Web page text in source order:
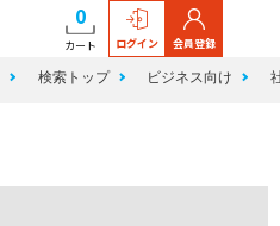
0
カート ログイン 会員登録
検索トップ ビジネス向け